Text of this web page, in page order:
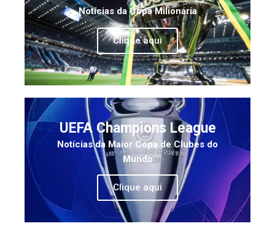
Notícias da Copa Milionária
Clique aqui
UEFA Champions League
Notícias da Maior Copa de Clubes do
Mundo
Clique aqui